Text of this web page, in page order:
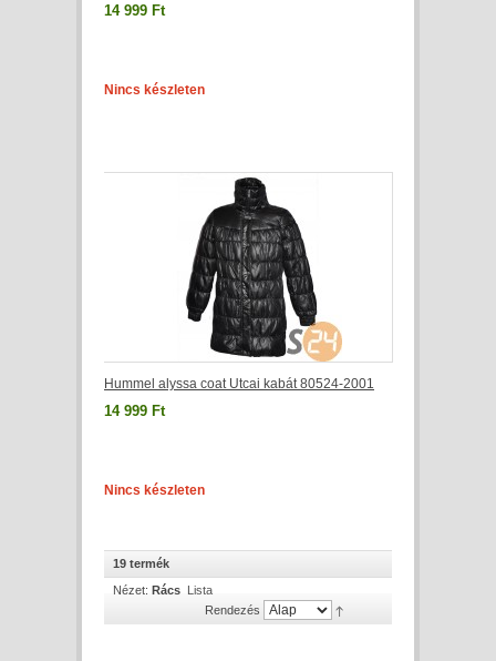
14 999 Ft
Nincs készleten
Hummel alyssa coat Utcai kabát 80524-2001
14 999 Ft
Nincs készleten
19 termék
Nézet: Rács Lista
Rendezés